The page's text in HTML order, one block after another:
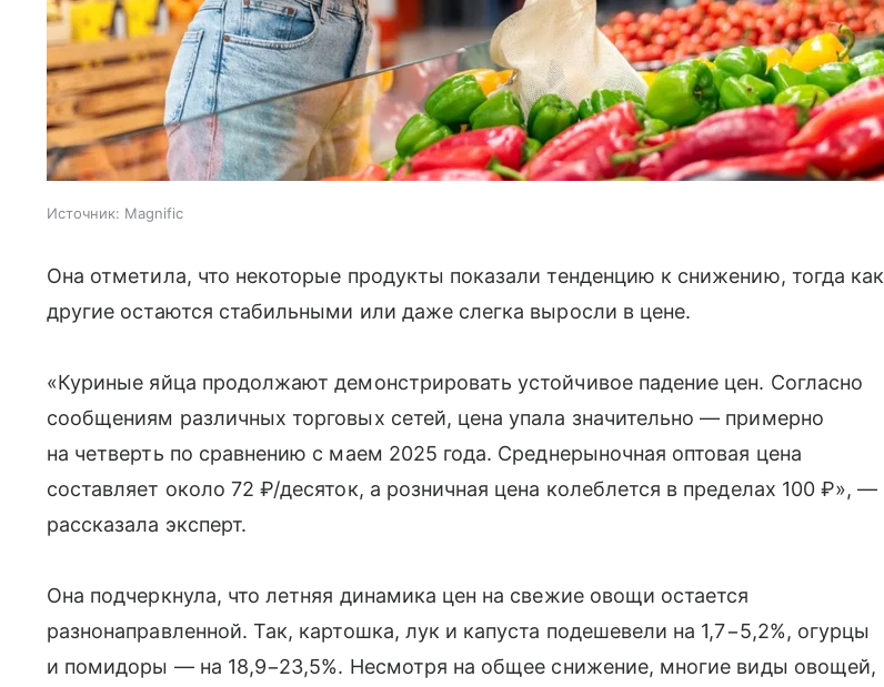
Источник: Magnific
Она отметила, что некоторые продукты показали тенденцию к снижению, тогда как
другие остаются стабильными или даже слегка выросли в цене.
«Куриные яйца продолжают демонстрировать устойчивое падение цен. Согласно
сообщениям различных торговых сетей, цена упала значительно — примерно
на четверть по сравнению с маем 2025 года. Среднерыночная оптовая цена
составляет около 72 ₽/десяток, а розничная цена колеблется в пределах 100 ₽», —
рассказала эксперт.
Она подчеркнула, что летняя динамика цен на свежие овощи остается
разнонаправленной. Так, картошка, лук и капуста подешевели на 1,7−5,2%, огурцы
и помидоры — на 18,9−23,5%. Несмотря на общее снижение, многие виды овощей,